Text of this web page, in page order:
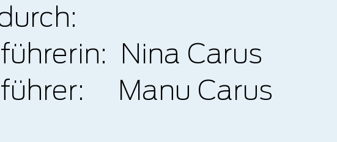
Nina Carus
Manu Carus